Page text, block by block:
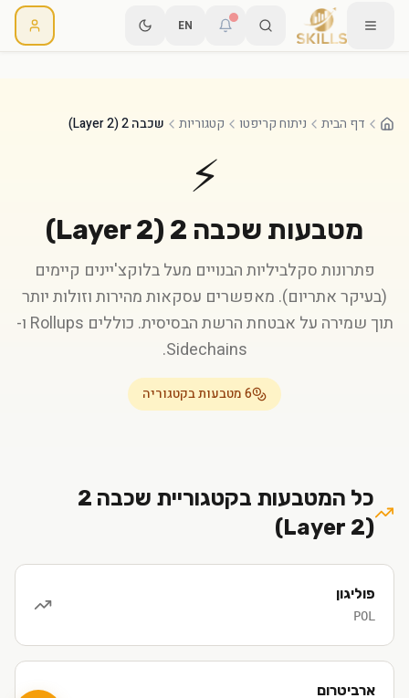
EN
דף הבית ניתוח קריפטו קטגוריות שכבה 2 (Layer 2)
⚡
מטבעות שכבה 2 (Layer 2)
פתרונות סקלביליות הבנויים מעל בלוקצ'יינים קיימים
(בעיקר אתריום). מאפשרים עסקאות מהירות וזולות יותר
תוך שמירה על אבטחת הרשת הבסיסית. כוללים Rollups ו-
Sidechains.
6מטבעות בקטגוריה
כל המטבעות בקטגוריית
שכבה 2
(Layer 2)
פוליגון
POL
ארביטרום